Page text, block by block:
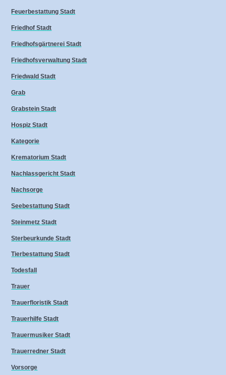
Feuerbestattung Stadt
Friedhof Stadt
Friedhofsgärtnerei Stadt
Friedhofsverwaltung Stadt
Friedwald Stadt
Grab
Grabstein Stadt
Hospiz Stadt
Kategorie
Krematorium Stadt
Nachlassgericht Stadt
Nachsorge
Seebestattung Stadt
Steinmetz Stadt
Sterbeurkunde Stadt
Tierbestattung Stadt
Todesfall
Trauer
Trauerfloristik Stadt
Trauerhilfe Stadt
Trauermusiker Stadt
Trauerredner Stadt
Vorsorge